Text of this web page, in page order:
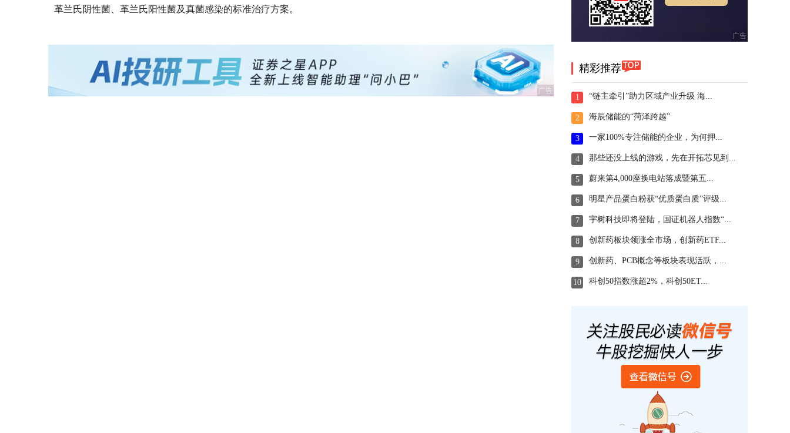
革兰氏阴性菌、革兰氏阳性菌及真菌感染的标准治疗方案。
广告
精彩推荐
1 “链主牵引”助力区域产业升级 海...
2 海辰储能的“菏泽跨越”
3 一家100%专注储能的企业，为何押...
4 那些还没上线的游戏，先在开拓芯见到...
5 蔚来第4,000座换电站落成暨第五...
6 明星产品蛋白粉获“优质蛋白质”评级...
7 宇树科技即将登陆，国证机器人指数“...
8 创新药板块领涨全市场，创新药ETF...
9 创新药、PCB概念等板块表现活跃，...
10 科创50指数涨超2%，科创50ET...